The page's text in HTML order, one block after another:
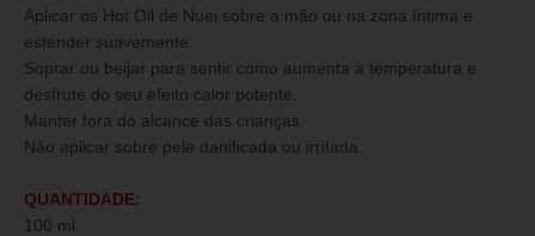
Aplicar os Hot Oil de Nuei sobre a mão ou na zona íntima e
estender suavemente.
Soprar ou beijar para sentir como aumenta a temperatura e
desfrute do seu efeito calor potente.
Manter fora do alcance das crianças.
Não aplicar sobre pele danificada ou irritada.
QUANTIDADE:
100 ml